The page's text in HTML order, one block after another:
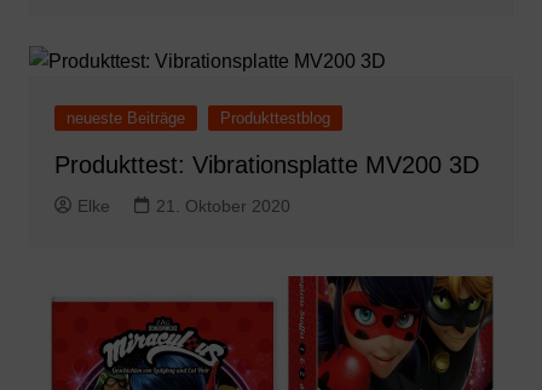
neueste Beiträge Produkttestblog
Produkttest: Vibrationsplatte MV200 3D
Elke 21. Oktober 2020